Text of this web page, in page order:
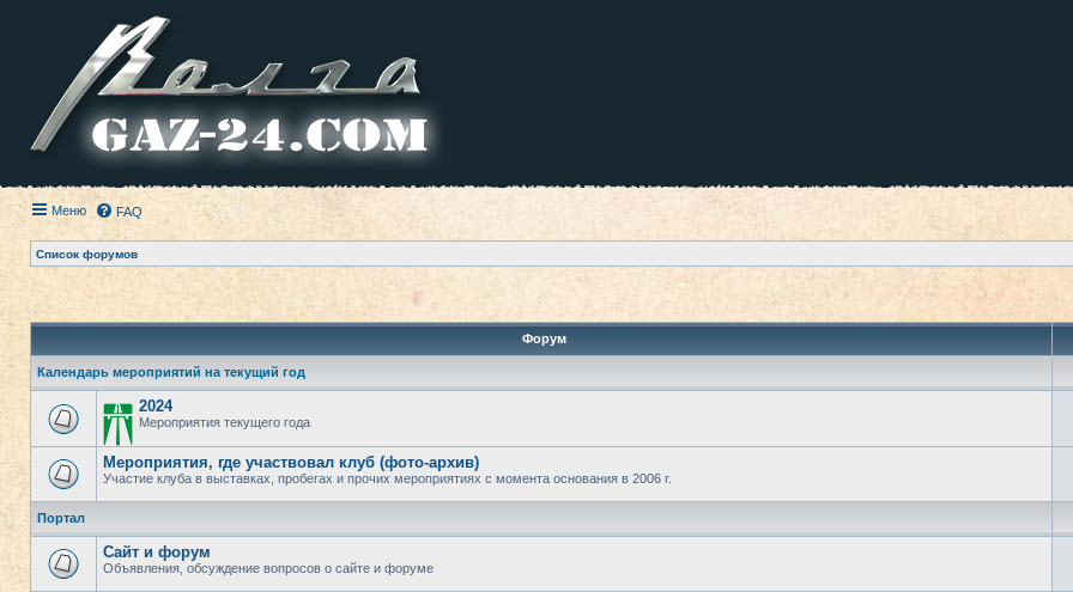
Меню FAQ
Список форумов
Форум
Календарь мероприятий на текущий год
2024
Мероприятия текущего года
Мероприятия, где участвовал клуб (фото-архив)
Участие клуба в выставках, пробегах и прочих мероприятиях с момента основания в 2006 г.
Портал
Сайт и форум
Объявления, обсуждение вопросов о сайте и форуме